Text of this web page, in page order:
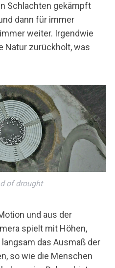
Schlachten gekämpft
dann für immer
weiter. Irgendwie
Natur zurückholt, was
of drought
und aus der
spielt mit Höhen,
das Ausmaß der
so wie die Menschen